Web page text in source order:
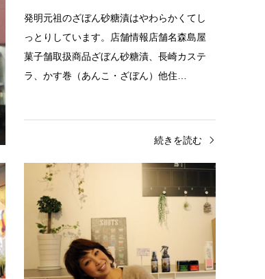
発明元祖のざぼん砂糖漬はやわらかくてし
っとりしています。店舗情報店舗名森島屋
菓子舗取扱商品ざぼん砂糖漬、長崎カステ
ラ、かす巻（あんこ・ざぼん）他住…
続きを読む
北側
スペース イー カフェ
イタリア人もビックリ！のEspresso &amp;
Cappuccino店舗情報店舗名スペース イー カ
フェ取扱商品エスプレッソ・カプチーノ・